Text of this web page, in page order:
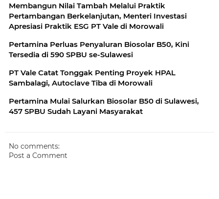
Membangun Nilai Tambah Melalui Praktik
Pertambangan Berkelanjutan, Menteri Investasi
Apresiasi Praktik ESG PT Vale di Morowali
Pertamina Perluas Penyaluran Biosolar B50, Kini
Tersedia di 590 SPBU se-Sulawesi
PT Vale Catat Tonggak Penting Proyek HPAL
Sambalagi, Autoclave Tiba di Morowali
Pertamina Mulai Salurkan Biosolar B50 di Sulawesi,
457 SPBU Sudah Layani Masyarakat
No comments:
Post a Comment